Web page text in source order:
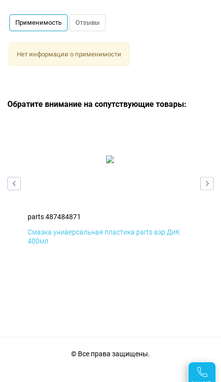
Применимость Отзывы
Нет информации о применимости
Обратите внимание на сопутствующие товары:
parts 487484871
Смазка универсальная пластика parts аэр ДиК
400мл
© Все права защищены.